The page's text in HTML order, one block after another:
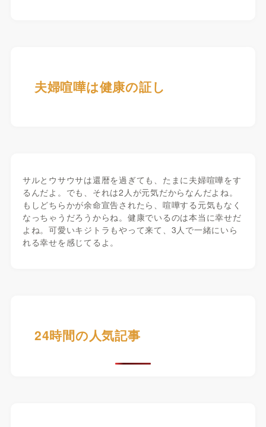
夫婦喧嘩は健康の証し
サルとウサウサは還暦を過ぎても、たまに夫婦喧嘩をす
るんだよ。でも、それは2人が元気だからなんだよね。
もしどちらかが余命宣告されたら、喧嘩する元気もなく
なっちゃうだろうからね。健康でいるのは本当に幸せだ
よね。可愛いキジトラもやって来て、3人で一緒にいら
れる幸せを感じてるよ。
24時間の人気記事